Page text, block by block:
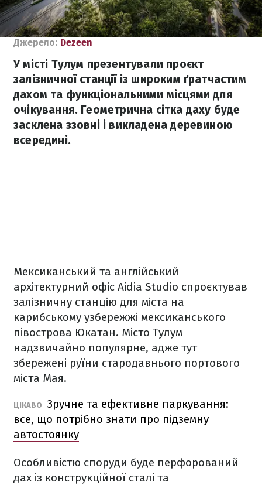
Джерело: Dezeen
У місті Тулум презентували проєкт
залізничної станції із широким ґратчастим
дахом та функціональними місцями для
очікування. Геометрична сітка даху буде
засклена ззовні і викладена деревиною
всередині.
Мексиканський та англійський
архітектурний офіс Aidia Studio спроєктував
залізничну станцію для міста на
карибському узбережжі мексиканського
півострова Юкатан. Місто Тулум
надзвичайно популярне, адже тут
збережені руїни стародавнього портового
міста Мая.
ЦІКАВО Зручне та ефективне паркування:
все, що потрібно знати про підземну
автостоянку
Особливістю споруди буде перфорований
дах із конструкційної сталі та